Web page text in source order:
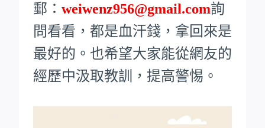
郵： weiwenz956@gmail.com詢
問看看，都是血汗錢，拿回來是
最好的。也希望大家能從網友的
經歷中汲取教訓，提高警惕。